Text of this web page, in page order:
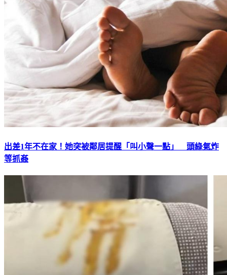
出差1年不在家！她突被鄰居提醒「叫小聲一點」 頭綠氣炸
等抓姦